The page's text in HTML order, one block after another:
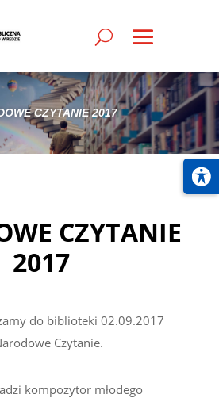
CZYTANIE 2017
CZYTANIE
2017
do biblioteki 02.09.2017
Czytanie.
kompozytor młodego